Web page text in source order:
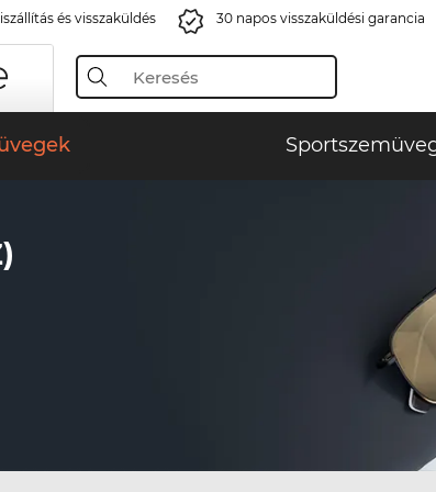
és visszaküldés 30 napos visszaküldési garancia